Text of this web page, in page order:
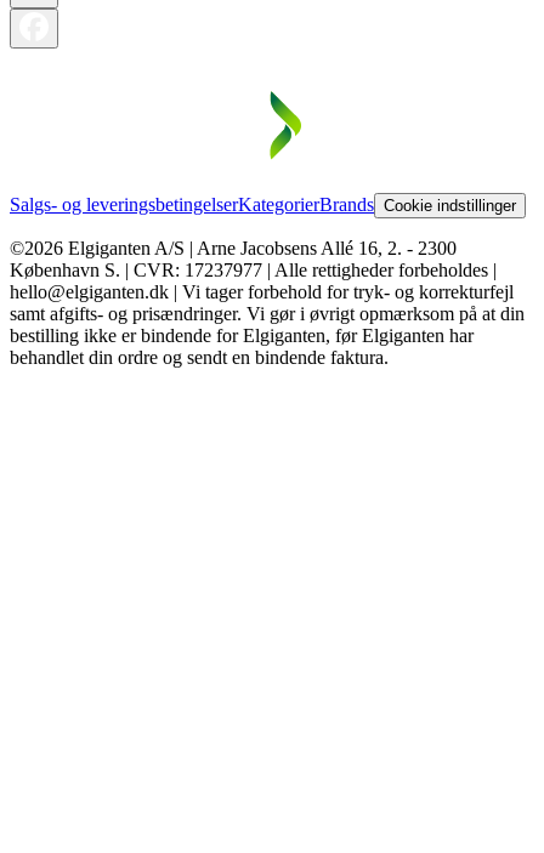
Salgs- og leveringsbetingelserKategorierBrands Cookie indstillinger
©2026 Elgiganten A/S | Arne Jacobsens Allé 16, 2. - 2300
København S. | CVR: 17237977 | Alle rettigheder forbeholdes |
hello@elgiganten.dk | Vi tager forbehold for tryk- og korrekturfejl
samt afgifts- og prisændringer. Vi gør i øvrigt opmærksom på at din
bestilling ikke er bindende for Elgiganten, før Elgiganten har
behandlet din ordre og sendt en bindende faktura.